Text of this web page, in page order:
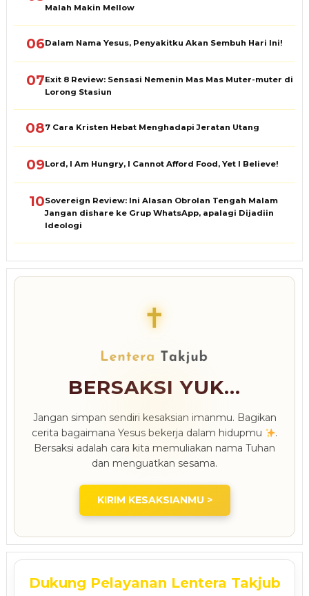
Malah Makin Mellow
06Dalam Nama Yesus, Penyakitku Akan Sembuh Hari Ini!
07Exit 8 Review: Sensasi Nemenin Mas Mas Muter-muter di
Lorong Stasiun
087 Cara Kristen Hebat Menghadapi Jeratan Utang
09Lord, I Am Hungry, I Cannot Afford Food, Yet I Believe!
10Sovereign Review: Ini Alasan Obrolan Tengah Malam
Jangan dishare ke Grup WhatsApp, apalagi Dijadiin
Ideologi
✝
BERSAKSI YUK...
Jangan simpan sendiri kesaksian imanmu. Bagikan
cerita bagaimana Yesus bekerja dalam hidupmu
.
Bersaksi adalah cara kita memuliakan nama Tuhan
dan menguatkan sesama.
KIRIM KESAKSIANMU >
Dukung Pelayanan Lentera Takjub